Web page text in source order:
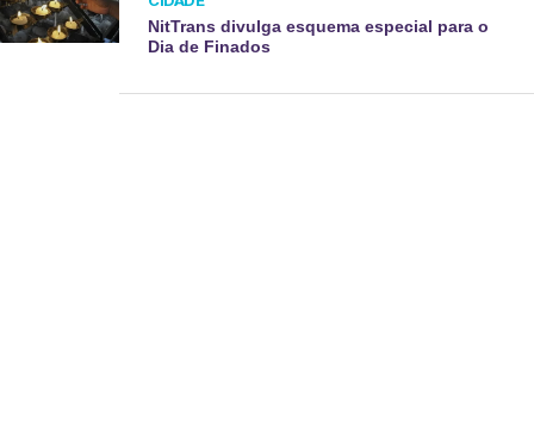
NitTrans divulga esquema especial para o
Dia de Finados